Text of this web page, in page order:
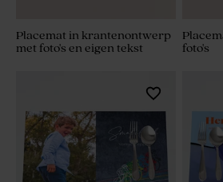
Placemat in krantenontwerp
met foto's en eigen tekst
foto's